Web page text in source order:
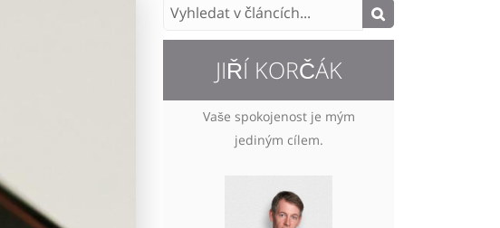
JIŘÍ KORČÁK
Vaše spokojenost je mým
jediným cílem.